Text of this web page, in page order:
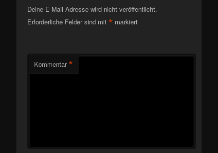
Deine E-Mail-Adresse wird nicht veröffentlicht.
Erforderliche Felder sind mit* markiert
Kommentar *